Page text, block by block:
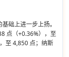
础上进一步上扬。
点（+0.36%），至
至 4,850 点；纳斯